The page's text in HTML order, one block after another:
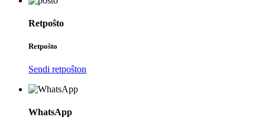
Retpoŝto
Retpoŝto
Sendi retpoŝton
WhatsApp